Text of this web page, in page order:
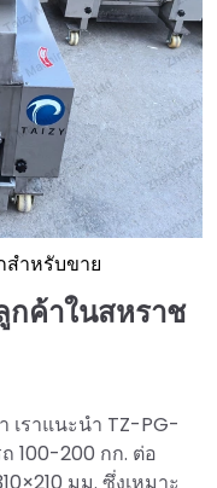
สำหรับขาย
ค้าในสหราช
เราแนะนำ TZ-PG-
100-200 กก. ต่อ